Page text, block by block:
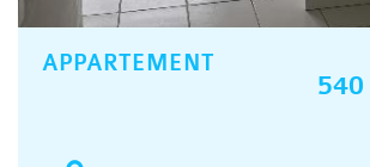
APPARTEMENT
540